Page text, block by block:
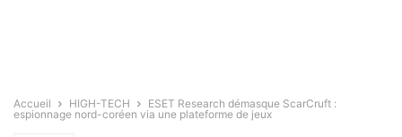
Accueil HIGH-TECH
ESET Research démasque ScarCruft :
espionnage nord-coréen via une plateforme de jeux